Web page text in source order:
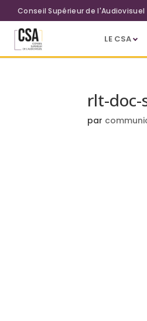
Aller au contenu principal
Conseil Supérieur de l'Audiovisuel
LE CSA
rlt-doc-
par